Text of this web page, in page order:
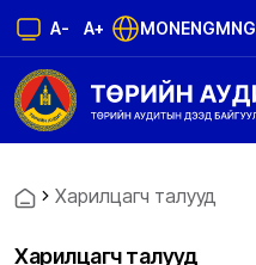
A- A+ MONENGMNG
Харилцагч талууд
Харилцагч талууд